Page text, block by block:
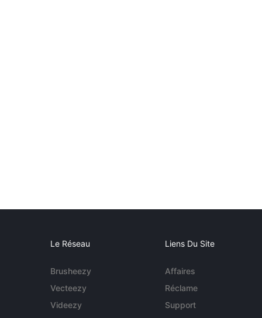
Le Réseau
Brusheezy
Vecteezy
Videezy
Liens Du Site
Affaires
Réclame
Support